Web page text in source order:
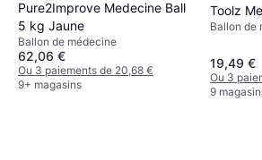
Pure2Improve Medecine Ball
5 kg Jaune
Ballon de médecine
62,06 €
Ou 3 paiements de 20,68 €
9+ magasins
Toolz
Ballon de
19,49 €
Ou 3
9